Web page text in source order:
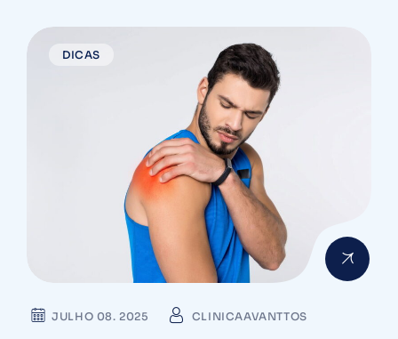
DICAS
JULHO 08. 2025 CLINICAAVANTTOS